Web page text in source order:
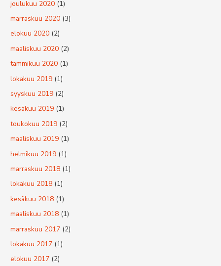
joulukuu 2020 (1)
marraskuu 2020 (3)
elokuu 2020 (2)
maaliskuu 2020 (2)
tammikuu 2020 (1)
lokakuu 2019 (1)
syyskuu 2019 (2)
kesäkuu 2019 (1)
toukokuu 2019 (2)
maaliskuu 2019 (1)
helmikuu 2019 (1)
marraskuu 2018 (1)
lokakuu 2018 (1)
kesäkuu 2018 (1)
maaliskuu 2018 (1)
marraskuu 2017 (2)
lokakuu 2017 (1)
elokuu 2017 (2)